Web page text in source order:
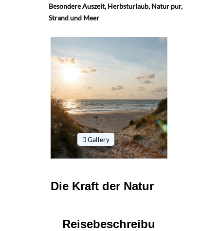
Besondere Auszeit, Herbsturlaub, Natur pur,
Strand und Meer
Gallery
Die Kraft der Natur
Reisebeschreibu